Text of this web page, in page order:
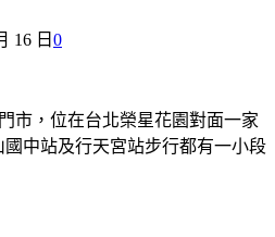
16 日 0
市，位在台北榮星花園對面一家
中站及行天宮站步行都有一小段